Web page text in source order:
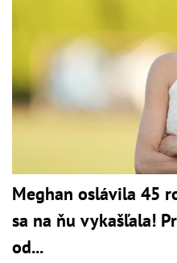
Meghan oslávila 45
sa na ňu vykašľala!
od...